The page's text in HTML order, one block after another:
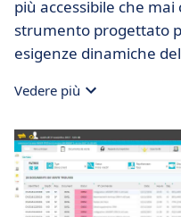
più accessibile che
strumento progettato
esigenze dinamiche
Vedere più